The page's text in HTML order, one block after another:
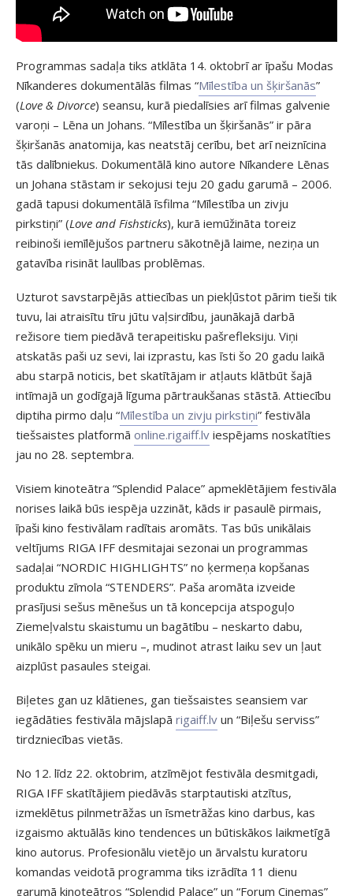
Programmas sadaļa tiks atklāta 14. oktobrī ar īpašu Modas
Nīkanderes dokumentālās filmas “Mīlestība un šķiršanās”
(Love & Divorce) seansu, kurā piedalīsies arī filmas galvenie
varoņi – Lēna un Johans. “Mīlestība un šķiršanās” ir pāra
šķiršanās anatomija, kas neatstāj cerību, bet arī neiznīcina
tās dalībniekus. Dokumentālā kino autore Nīkandere Lēnas
un Johana stāstam ir sekojusi teju 20 gadu garumā – 2006.
gadā tapusi dokumentālā īsfilma “Mīlestība un zivju
pirkstiņi” (Love and Fishsticks), kurā iemūžināta toreiz
reibinoši iemīlējušos partneru sākotnējā laime, neziņa un
gatavība risināt laulības problēmas.
Uzturot savstarpējās attiecības un piekļūstot pārim tieši tik
tuvu, lai atraisītu tīru jūtu vaļsirdību, jaunākajā darbā
režisore tiem piedāvā terapeitisku pašrefleksiju. Viņi
atskatās paši uz sevi, lai izprastu, kas īsti šo 20 gadu laikā
abu starpā noticis, bet skatītājam ir atļauts klātbūt šajā
intīmajā un godīgajā līguma pārtraukšanas stāstā. Attiecību
diptiha pirmo daļu “Mīlestība un zivju pirkstiņi” festivāla
tiešsaistes platformā online.rigaiff.lv iespējams noskatīties
jau no 28. septembra.
Visiem kinoteātra “Splendid Palace” apmeklētājiem festivāla
norises laikā būs iespēja uzzināt, kāds ir pasaulē pirmais,
īpaši kino festivālam radītais aromāts. Tas būs unikālais
veltījums RIGA IFF desmitajai sezonai un programmas
sadaļai “NORDIC HIGHLIGHTS” no ķermeņa kopšanas
produktu zīmola “STENDERS”. Paša aromāta izveide
prasījusi sešus mēnešus un tā koncepcija atspoguļo
Ziemeļvalstu skaistumu un bagātību – neskarto dabu,
unikālo spēku un mieru –, mudinot atrast laiku sev un ļaut
aizplūst pasaules steigai.
Biļetes gan uz klātienes, gan tiešsaistes seansiem var
iegādāties festivāla mājslapā rigaiff.lv un “Biļešu serviss”
tirdzniecības vietās.
No 12. līdz 22. oktobrim, atzīmējot festivāla desmitgadi,
RIGA IFF skatītājiem piedāvās starptautiski atzītus,
izmeklētus pilnmetrāžas un īsmetrāžas kino darbus, kas
izgaismo aktuālās kino tendences un būtiskākos laikmetīgā
kino autorus. Profesionālu vietējo un ārvalstu kuratoru
komandas veidotā programma tiks izrādīta 11 dienu
garumā kinoteātros “Splendid Palace” un “Forum Cinemas”